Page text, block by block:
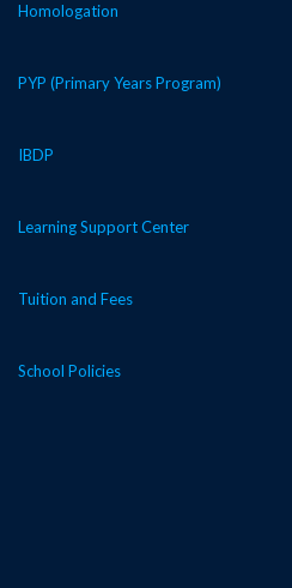
Homologation
PYP (Primary Years Program)
IBDP
Learning Support Center
Tuition and Fees
School Policies